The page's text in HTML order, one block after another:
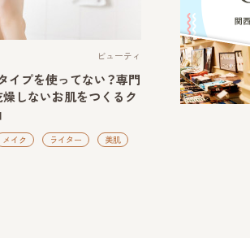
ビューティ
イプを使ってない？専門
燥しないお肌をつくるク
メイク ライター 美肌